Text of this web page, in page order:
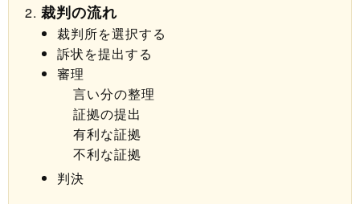
裁判の流れ
裁判所を選択する
訴状を提出する
審理
言い分の整理
証拠の提出
有利な証拠
不利な証拠
判決